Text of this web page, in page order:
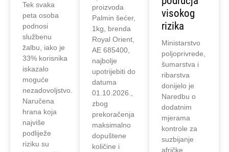
Tek svaka
peta osoba
podnosi
službenu
žalbu, iako je
33% korisnika
iskazalo
moguće
nezadovoljstvo.
Naručena
hrana koja
najviše
podliježe
riziku su
proizvoda
Palmin šećer,
1kg, brenda
Royal Orient,
AE 685400,
najbolje
upotrijebiti do
datuma
01.10.2026.,
zbog
prekoračenja
maksimalno
dopuštene
količine i
visokog
rizika
Ministarstvo
poljoprivrede,
šumarstva i
ribarstva
donijelo je
Naredbu o
dodatnim
mjerama
kontrole za
suzbijanje
afričke